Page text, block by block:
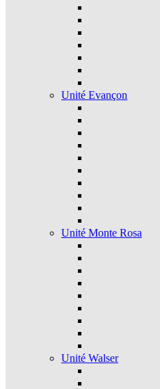
Unité Evançon
Unité Monte Rosa
Unité Walser